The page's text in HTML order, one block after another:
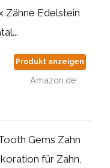
Zähne Edelstein
Produkt anzeigen
Amazon.de
Gems Zahn
für Zahn,